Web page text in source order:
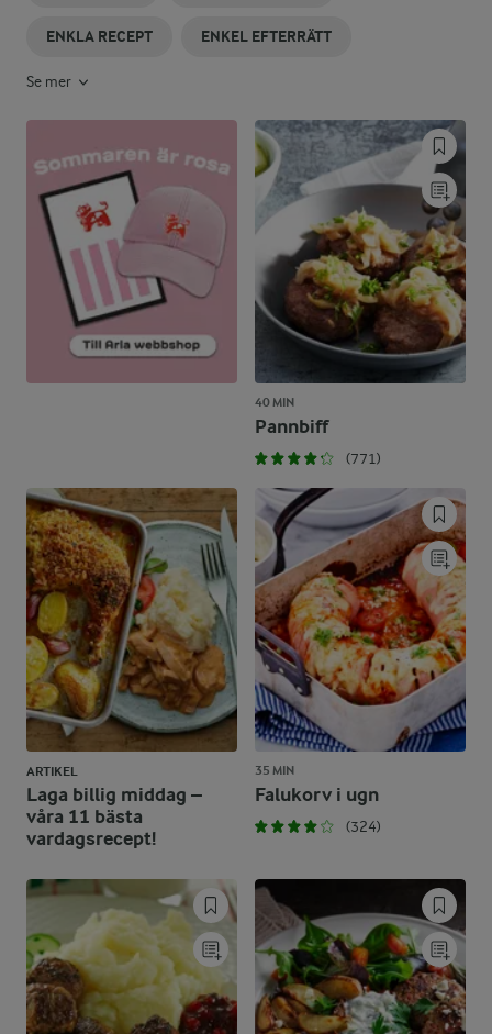
ENKLA RECEPT ENKEL EFTERRÄTT
Se mer
40 MIN
Pannbiff
(771)
ARTIKEL
Laga billig middag –
våra 11 bästa
vardagsrecept!
35 MIN
Falukorv i ugn
(324)